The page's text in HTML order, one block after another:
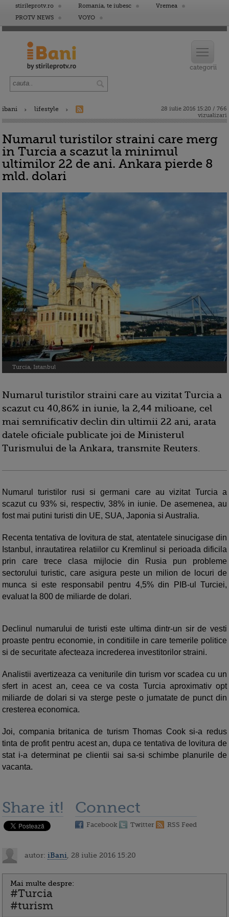
stirileprotv.ro Romania, te iubesc
Vremea
PROTV NEWS
VOYO
ibani lifestyle
28 iulie 2016 15:20 / 766
vizualizari
Numarul turistilor straini care merg
in Turcia a scazut la minimul
ultimilor 22 de ani. Ankara pierde 8
mld. dolari
Turcia, Istanbul
Numarul turistilor straini care au vizitat Turcia a
scazut cu 40,86% in iunie, la 2,44 milioane, cel
mai semnificativ declin din ultimii 22 ani, arata
datele oficiale publicate joi de Ministerul
Turismului de la Ankara, transmite Reuters.
Numarul turistilor rusi si germani care au vizitat Turcia a
scazut cu 93% si, respectiv, 38% in iunie. De asemenea, au
fost mai putini turisti din UE, SUA, Japonia si Australia.
Recenta tentativa de lovitura de stat, atentatele sinucigase din
Istanbul, inrautatirea relatiilor cu Kremlinul si perioada dificila
prin care trece clasa mijlocie din Rusia pun probleme
sectorului turistic, care asigura peste un milion de locuri de
munca si este responsabil pentru 4,5% din PIB-ul Turciei,
evaluat la 800 de miliarde de dolari.
Declinul numarului de turisti este ultima dintr-un sir de vesti
proaste pentru economie, in conditiile in care temerile politice
si de securitate afecteaza increderea investitorilor straini.
Analistii avertizeaza ca veniturile din turism vor scadea cu un
sfert in acest an, ceea ce va costa Turcia aproximativ opt
miliarde de dolari si va sterge peste o jumatate de punct din
cresterea economica.
Joi, compania britanica de turism Thomas Cook si-a redus
tinta de profit pentru acest an, dupa ce tentativa de lovitura de
stat i-a determinat pe clientii sai sa-si schimbe planurile de
vacanta.
Share it! Connect
Facebook Twitter RSS Feed
autor: iBani , 28 iulie 2016 15:20
Mai multe despre:
#Turcia
#turism